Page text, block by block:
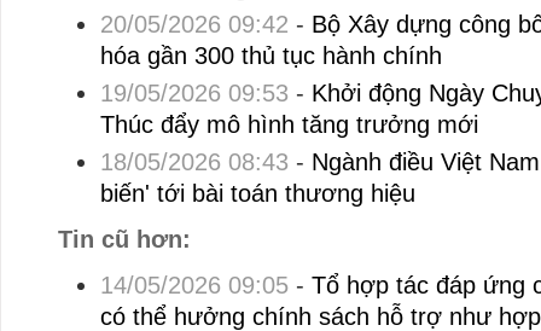
20/05/2026 09:42 - Bộ Xây dựng công
hóa gần 300 thủ tục hành chính
19/05/2026 09:53 - Khởi động Ngày
Thúc đẩy mô hình tăng trưởng mới
18/05/2026 08:43 - Ngành điều Việt
biến' tới bài toán thương hiệu
Tin cũ hơn:
14/05/2026 09:05- Tổ hợp tác đáp ứng
có thể hưởng chính sách hỗ trợ như